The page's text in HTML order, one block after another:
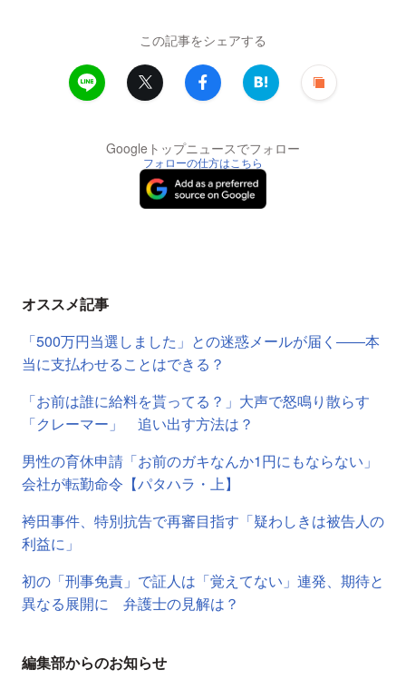
この記事をシェアする
Googleトップニュースでフォロー
フォローの仕方はこちら
オススメ記事
「500万円当選しました」との迷惑メールが届く――本
当に支払わせることはできる？
「お前は誰に給料を貰ってる？」大声で怒鳴り散らす
「クレーマー」 追い出す方法は？
男性の育休申請「お前のガキなんか1円にもならない」
会社が転勤命令【パタハラ・上】
袴田事件、特別抗告で再審目指す「疑わしきは被告人の
利益に」
初の「刑事免責」で証人は「覚えてない」連発、期待と
異なる展開に 弁護士の見解は？
編集部からのお知らせ